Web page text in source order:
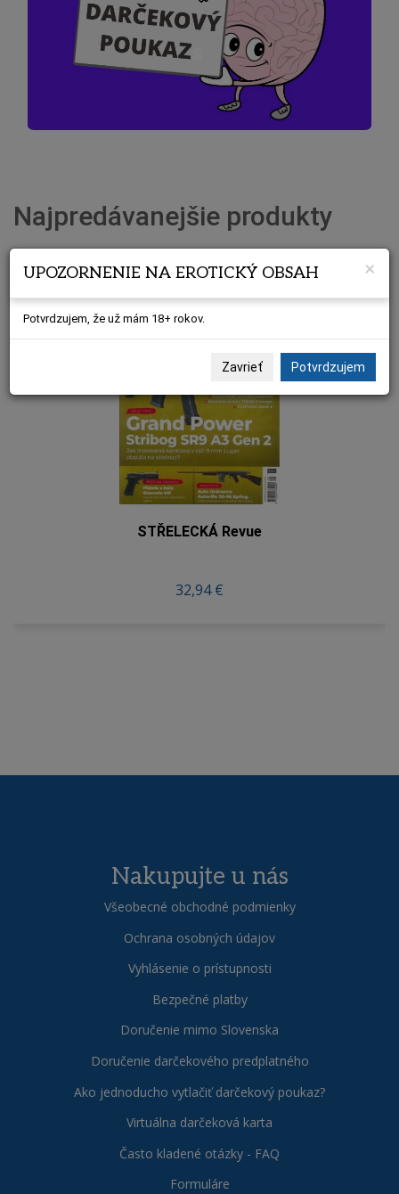
×
UPOZORNENIE NA EROTICKÝ OBSAH
Potvrdzujem, že už mám 18+ rokov.
Zavrieť Potvrdzujem
Najpredávanejšie produkty
STŘELECKÁ Revue
Nakupujte u nás
Všeobecné obchodné podmienky
Ochrana osobných údajov
Vyhlásenie o prístupnosti
Bezpečné platby
Doručenie mimo Slovenska
Doručenie darčekového predplatného
Ako jednoducho vytlačiť darčekový poukaz?
Virtuálna darčeková karta
Často kladené otázky - FAQ
Formuláre